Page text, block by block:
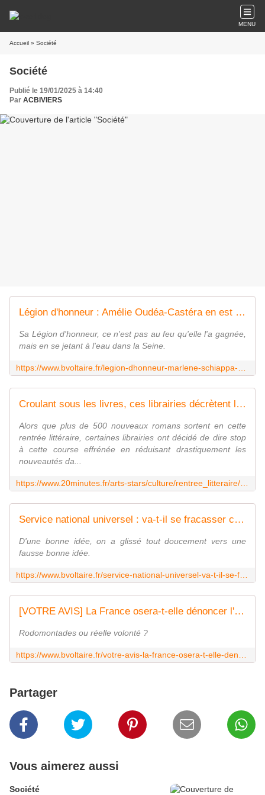
MENU
Accueil » Société
Société
Publié le 19/01/2025 à 14:40
Par ACBIVIERS
Légion d'honneur : Amélie Oudéa-Castéra en est - Boulevard Voltaire
Sa Légion d'honneur, ce n'est pas au feu qu'elle l'a gagnée,
mais en se jetant à l'eau dans la Seine.
Croulant sous les livres, ces librairies décrètent la trêve des nouveautés
Alors que plus de 500 nouveaux romans sortent en cette
rentrée littéraire, certaines librairies ont décidé de dire stop
à cette course effrénée en réduisant drastiquement les
nouveautés da...
Service national universel : va-t-il se fracasser contre le mur budgétaire ? - Boulevard Voltaire
D'une bonne idée, on a glissé tout doucement vers une
fausse bonne idée.
[VOTRE AVIS] La France osera-t-elle dénoncer l'accord de 1968 avec l'Algérie ? - Boulevard Voltaire
Rodomontades ou réelle volonté ?
Partager
Vous aimerez aussi
Société